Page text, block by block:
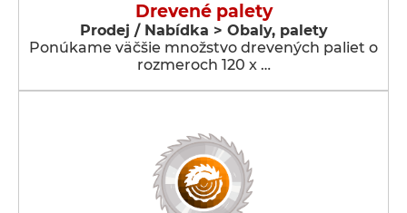
Drevené palety
Prodej / Nabídka > Obaly, palety
Ponúkame väčšie množstvo drevených paliet o
rozmeroch 120 x …